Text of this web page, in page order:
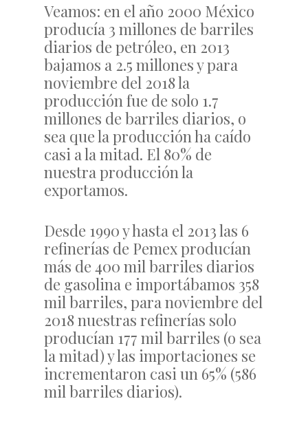
Veamos: en el año 2000 México
producía 3 millones de barriles
diarios de petróleo, en 2013
bajamos a 2.5 millones y para
noviembre del 2018 la
producción fue de solo 1.7
millones de barriles diarios, o
sea que la producción ha caído
casi a la mitad. El 80% de
nuestra producción la
exportamos.
Desde 1990 y hasta el 2013 las 6
refinerías de Pemex producían
más de 400 mil barriles diarios
de gasolina e importábamos 358
mil barriles, para noviembre del
2018 nuestras refinerías solo
producían 177 mil barriles (o sea
la mitad) y las importaciones se
incrementaron casi un 65% (586
mil barriles diarios).